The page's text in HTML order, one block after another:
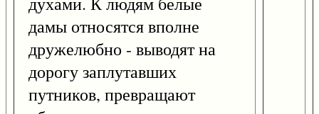
дамы относятся вполне
дружелюбно - выводят на
дорогу заплутавших
путников, превращают